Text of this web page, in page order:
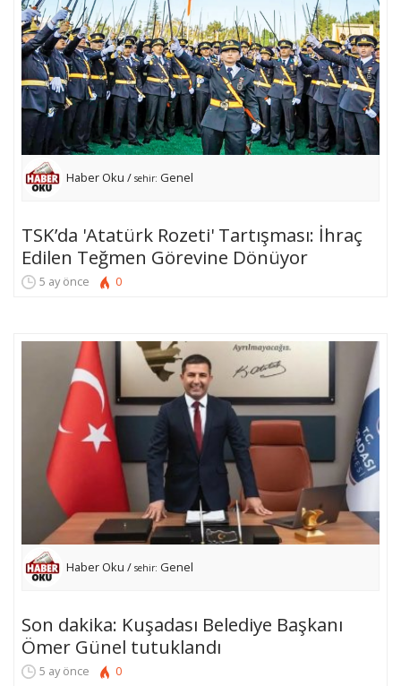
Haber Oku / sehir: Genel
TSK’da 'Atatürk Rozeti' Tartışması: İhraç
Edilen Teğmen Görevine Dönüyor
5 ay önce 0
Haber Oku / sehir: Genel
Son dakika: Kuşadası Belediye Başkanı
Ömer Günel tutuklandı
5 ay önce 0